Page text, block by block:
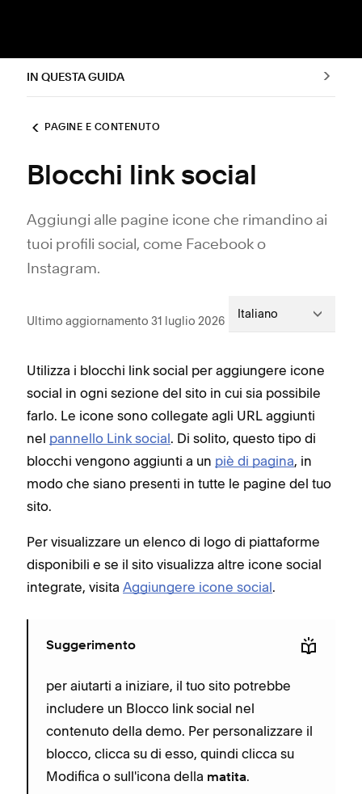
IN QUESTA GUIDA
PAGINE E CONTENUTO
Blocchi link social
Aggiungi alle pagine icone che rimandino ai
tuoi profili social, come Facebook o
Instagram.
Ultimo aggiornamento 31 luglio 2026 Italiano
Utilizza i blocchi link social per aggiungere icone
social in ogni sezione del sito in cui sia possibile
farlo. Le icone sono collegate agli URL aggiunti
nel pannello Link social. Di solito, questo tipo di
blocchi vengono aggiunti a un piè di pagina, in
modo che siano presenti in tutte le pagine del tuo
sito.
Per visualizzare un elenco di logo di piattaforme
disponibili e se il sito visualizza altre icone social
integrate, visita Aggiungere icone social.
Suggerimento
per aiutarti a iniziare, il tuo sito potrebbe
includere un Blocco link social nel
contenuto della demo. Per personalizzare il
blocco, clicca su di esso, quindi clicca su
Modifica o sull'icona della matita.